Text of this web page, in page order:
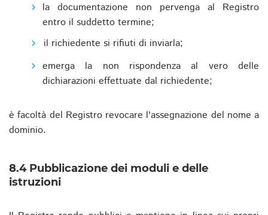
la documentazione non pervenga al Registro
entro il suddetto termine;
il richiedente si rifiuti di inviarla;
emerga la non rispondenza al vero delle
dichiarazioni effettuate dal richiedente;
è facoltà del Registro revocare l'assegnazione del nome a
dominio.
8.4 Pubblicazione dei moduli e delle
istruzioni